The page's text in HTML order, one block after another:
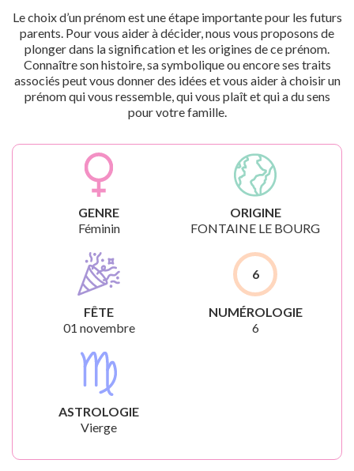
Le choix d’un prénom est une étape importante pour les futurs
parents. Pour vous aider à décider, nous vous proposons de
plonger dans la signification et les origines de ce prénom.
Connaître son histoire, sa symbolique ou encore ses traits
associés peut vous donner des idées et vous aider à choisir un
prénom qui vous ressemble, qui vous plaît et qui a du sens
pour votre famille.
GENRE
Féminin
ORIGINE
FONTAINE LE BOURG
FÊTE
01 novembre
6
NUMÉROLOGIE
6
ASTROLOGIE
Vierge